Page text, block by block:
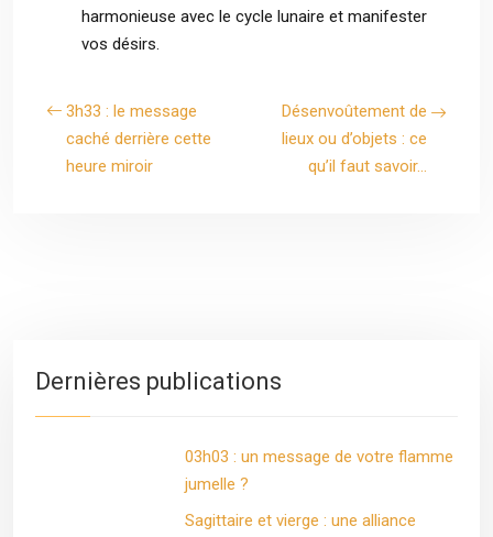
harmonieuse avec le cycle lunaire et manifester
vos désirs.
3h33 : le message
caché derrière cette
heure miroir
Désenvoûtement de
lieux ou d’objets : ce
qu’il faut savoir…
Dernières publications
03h03 : un message de votre flamme
jumelle ?
Sagittaire et vierge : une alliance